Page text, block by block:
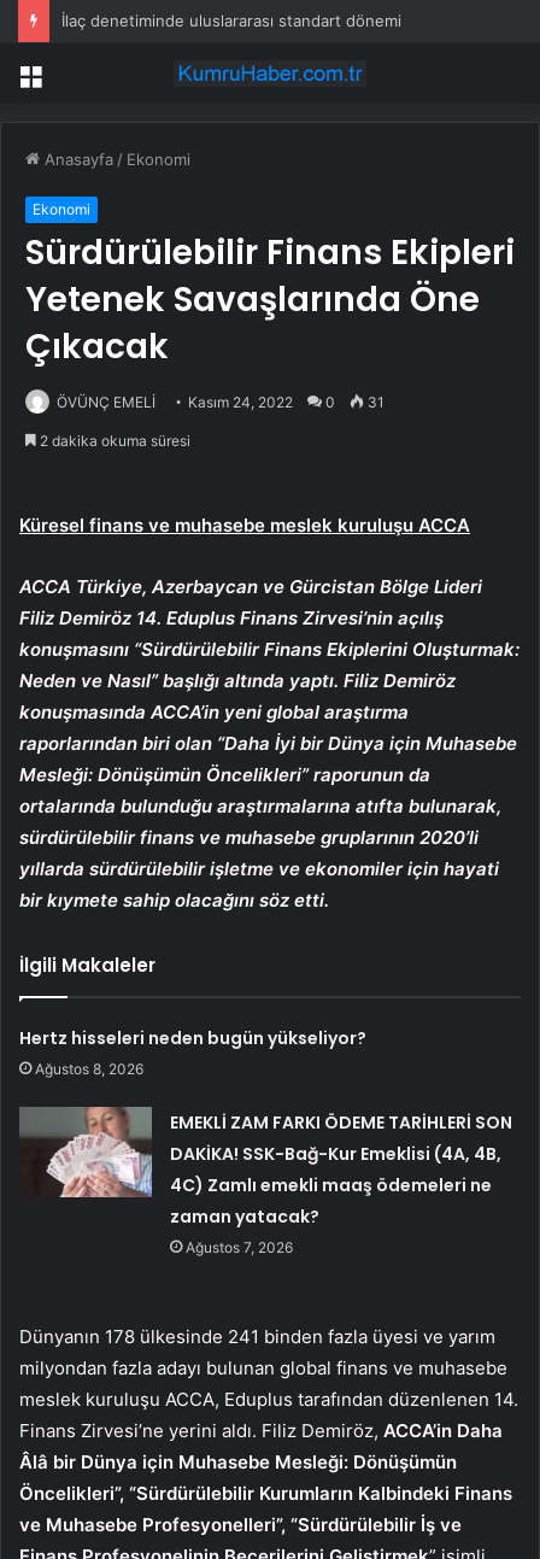
İlaç denetiminde uluslararası standart dönemi
Menü
Anasayfa / Ekonomi
Ekonomi
Sürdürülebilir Finans Ekipleri
Yetenek Savaşlarında Öne
Çıkacak
ÖVÜNÇ EMELİ Kasım 24, 2022 0 31
2 dakika okuma süresi
Küresel finans ve muhasebe meslek kuruluşu ACCA
ACCA Türkiye, Azerbaycan ve Gürcistan Bölge Lideri
Filiz Demiröz 14. Eduplus Finans Zirvesi’nin açılış
konuşmasını “Sürdürülebilir Finans Ekiplerini Oluşturmak:
Neden ve Nasıl” başlığı altında yaptı. Filiz Demiröz
konuşmasında ACCA’in yeni global araştırma
raporlarından biri olan “Daha İyi bir Dünya için Muhasebe
Mesleği: Dönüşümün Öncelikleri” raporunun da
ortalarında bulunduğu araştırmalarına atıfta bulunarak,
sürdürülebilir finans ve muhasebe gruplarının 2020’li
yıllarda sürdürülebilir işletme ve ekonomiler için hayati
bir kıymete sahip olacağını söz etti.
İlgili Makaleler
Hertz hisseleri neden bugün yükseliyor?
Ağustos 8, 2026
EMEKLİ ZAM FARKI ÖDEME TARİHLERİ SON
DAKİKA! SSK-Bağ-Kur Emeklisi (4A, 4B,
4C) Zamlı emekli maaş ödemeleri ne
zaman yatacak?
Ağustos 7, 2026
Dünyanın 178 ülkesinde 241 binden fazla üyesi ve yarım
milyondan fazla adayı bulunan global finans ve muhasebe
meslek kuruluşu ACCA, Eduplus tarafından düzenlenen 14.
Finans Zirvesi’ne yerini aldı. Filiz Demiröz, ACCA’in Daha
Âlâ bir Dünya için Muhasebe Mesleği: Dönüşümün
Öncelikleri”, “Sürdürülebilir Kurumların Kalbindeki Finans
ve Muhasebe Profesyonelleri”, “Sürdürülebilir İş ve